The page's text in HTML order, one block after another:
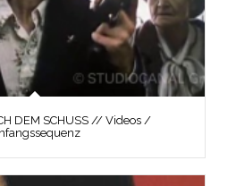
DEM SCHUSS // Videos /